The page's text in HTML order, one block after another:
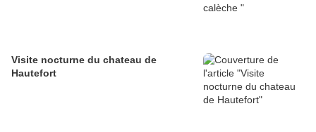
Visite nocturne du chateau de
Hautefort